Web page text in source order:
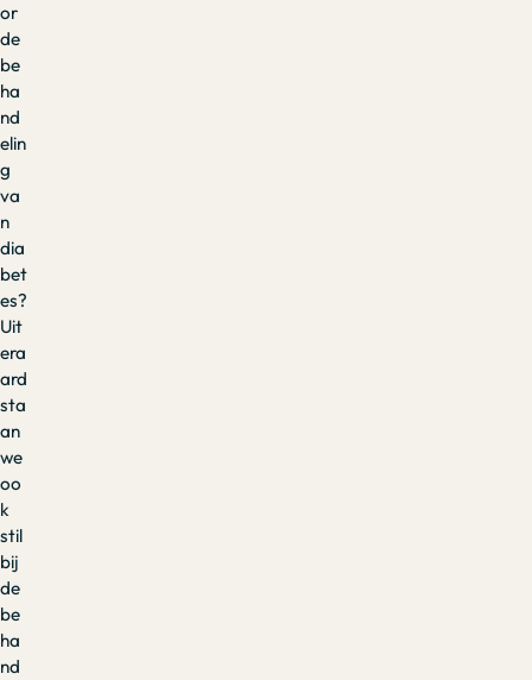
or
de
be
ha
nd
elin
g
va
n
dia
bet
es?
Uit
era
ard
sta
an
we
oo
k
stil
bij
de
be
ha
nd